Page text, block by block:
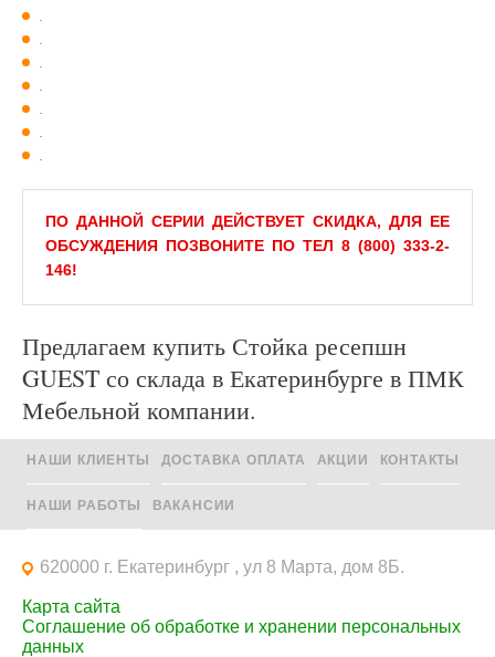
ПО ДАННОЙ СЕРИИ ДЕЙСТВУЕТ СКИДКА, ДЛЯ ЕЕ
ОБСУЖДЕНИЯ ПОЗВОНИТЕ ПО ТЕЛ 8 (800) 333-2-
146!
Предлагаем купить Стойка ресепшн
GUEST со склада в Екатеринбурге в ПМК
Мебельной компании.
НАШИ КЛИЕНТЫ ДОСТАВКА ОПЛАТА АКЦИИ КОНТАКТЫ
НАШИ РАБОТЫ ВАКАНСИИ
620000 г. Екатеринбург , ул 8 Марта, дом 8Б.
Карта сайта
Соглашение об обработке и хранении персональных
данных